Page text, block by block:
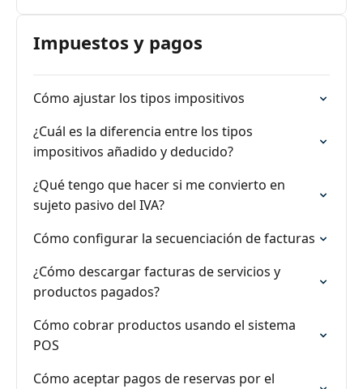
Impuestos y pagos
Cómo ajustar los tipos impositivos
¿Cuál es la diferencia entre los tipos
impositivos añadido y deducido?
¿Qué tengo que hacer si me convierto en
sujeto pasivo del IVA?
Cómo configurar la secuenciación de facturas
¿Cómo descargar facturas de servicios y
productos pagados?
Cómo cobrar productos usando el sistema
POS
Cómo aceptar pagos de reservas por el